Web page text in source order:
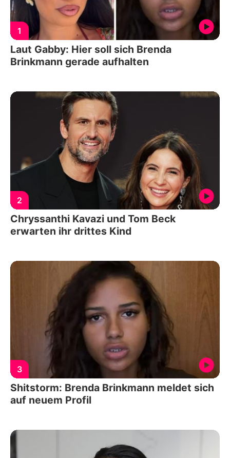
1
Laut Gabby: Hier soll sich Brenda
Brinkmann gerade aufhalten
2
Chryssanthi Kavazi und Tom Beck
erwarten ihr drittes Kind
3
Shitstorm: Brenda Brinkmann meldet sich
auf neuem Profil